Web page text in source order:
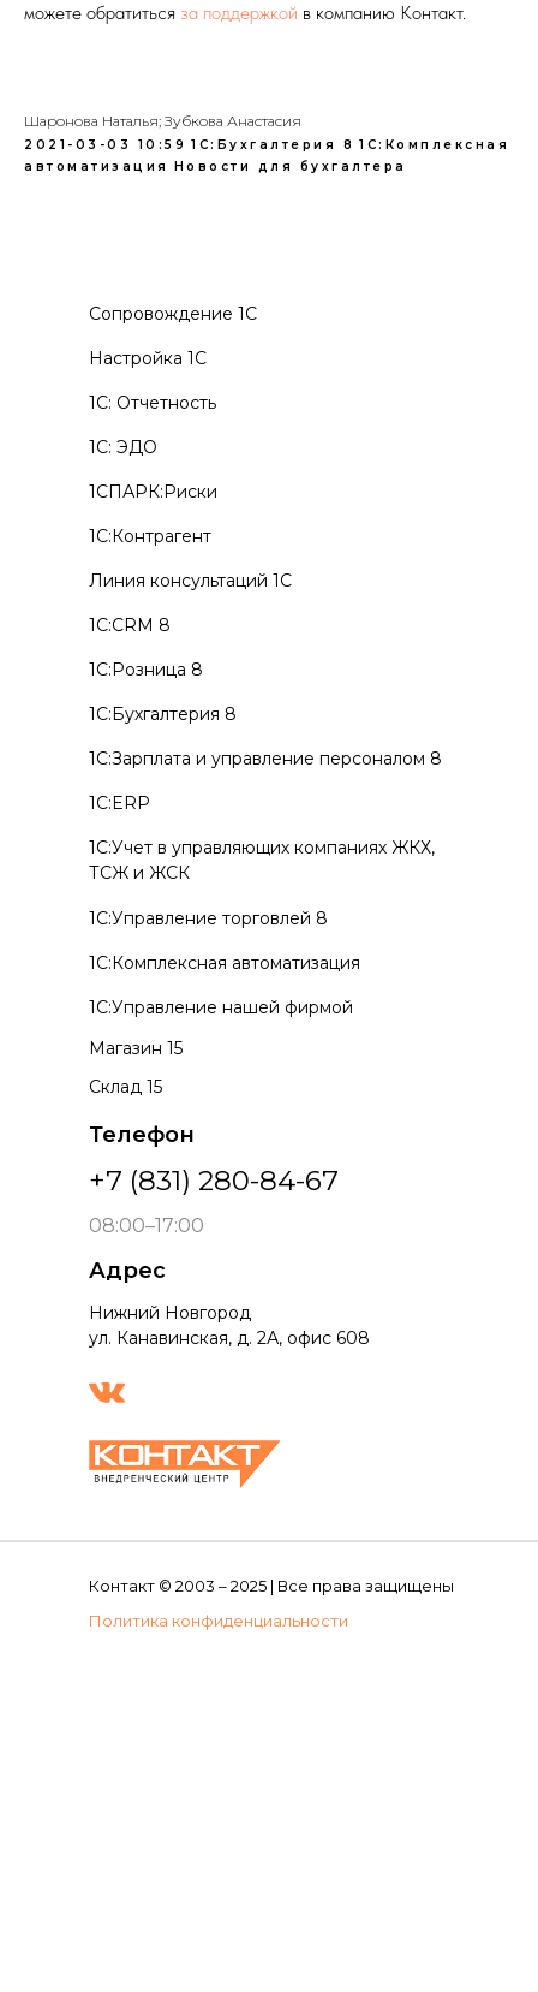
можете обратиться за поддержкой в компанию Контакт.
Шаронова Наталья; Зубкова Анастасия
2021-03-03 10:59 1С:Бухгалтерия 8 1С:Комплексная
автоматизация
Новости для бухгалтера
Сопровождение 1С
Настройка 1С
1С: Отчетность
1С: ЭДО
1СПАРК:Риски
1С:Контрагент
Линия консультаций 1С
1С:Бухгалтерия 8
1С:Зарплата и управление персоналом 8
1С:Учет в управляющих компаниях ЖКХ,
ТСЖ и ЖСК
1С:Управление торговлей 8
1С:CRM 8
1С:Розница 8
1С:ERP
1С:Комплексная автоматизация
1С:Управление нашей фирмой
Телефон
+7 (831) 280-84-67
08:00–17:00
Адрес
Нижний Новгород
ул. Канавинская, д. 2А, офис 608
Магазин 15
Склад 15
Контакт © 2003 – 2025 | Все права защищены
Политика конфиденциальности